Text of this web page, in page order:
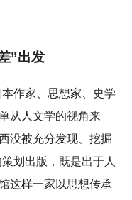
”出发
作家、思想家、史学
从人文学的视角来
没被充分发现、挖掘
划出版，既是出于人
这样一家以思想传承